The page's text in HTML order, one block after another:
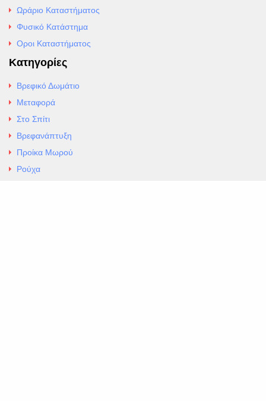
Ωράριο Καταστήματος
Φυσικό Κατάστημα
Οροι Καταστήματος
Κατηγορίες
Βρεφικό Δωμάτιο
Μεταφορά
Στο Σπίτι
Βρεφανάπτυξη
Προίκα Μωρού
Ρούχα